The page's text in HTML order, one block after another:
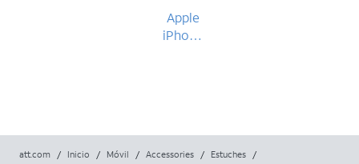
Apple
iPhone
att.com / Inicio / Móvil / Accessories / Estuches
/